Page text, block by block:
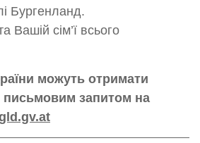
Бургенланд.
сім’ї всього
можуть отримати
письмовим запитом на